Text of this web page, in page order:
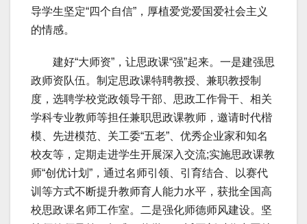
导学生坚定“四个自信”，厚植爱党爱国爱社会主义
的情感。
建好“大师资”，让思政课“强”起来。一是建强思
政师资队伍。制定思政课特聘教授、兼职教授制
度，选聘学校党政领导干部、思政工作骨干、相关
学科专业教师等担任兼职思政课教师，邀请时代楷
模、先进模范、关工委“五老”、优秀企业家和知名
校友等，定期走进学生开展深入交流;实施思政课教
师“创优计划”，通过名师引领、引育结合、以赛代
训等方式不断提升教师育人能力水平，获批全国高
校思政课名师工作室。二是强化师德师风建设。坚